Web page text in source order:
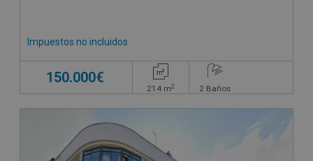
Impuestos no incluidos
150.000€
214 m2 2 Baños
CESIÓN DE REMATE